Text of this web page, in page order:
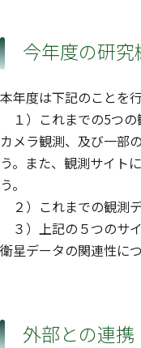
今年度の研究
本年度は下記のことを行
１）これまでの5つの
カメラ観測、及び一部
う。また、観測サイト
う。
２）これまでの観測
３）上記の５つのサ
衛星データの関連性に
外部との連携